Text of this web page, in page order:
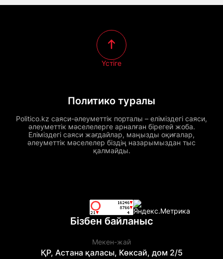
Политико туралы
Politico.kz саяси-әлеуметтік порталы – еліміздегі саяси,
әлеуметтік мәселелерге арналған бірегей жоба.
Еліміздегі саяси жағдайлар, маңызды оқиғалар,
әлеуметтік мәселелер біздің назарымыздан тыс
қалмайды.
Үстіге
Бізбен байланыс
Мекен-жай
ҚР, Астана қаласы, Көксай, дом 2/5